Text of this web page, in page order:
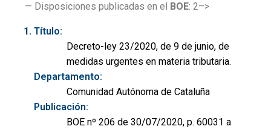
— Disposiciones publicadas en el BOE: 2–>
Título:
Decreto-ley 23/2020, de 9 de junio, de
medidas urgentes en materia tributaria.
Departamento:
Comunidad Autónoma de Cataluña
Publicación:
BOE nº 206 de 30/07/2020, p. 60031 a